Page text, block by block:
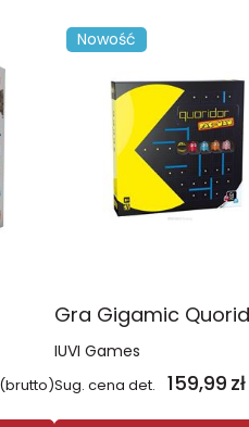
(brutto)
Nowość
IUVI Games
Sug. cena det. 159,99 zł